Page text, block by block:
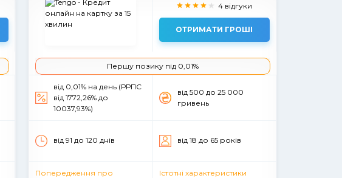
4 відгуки
ОТРИМАТИ ГРОШІ
Першу позику під 0,01%
від 0,01% на день (РРПС
від 1772,26% до
10037,93%)
вiд 500 до 25 000
гривень
від 91 до 120 днiв вiд 18 до 65 рокiв
Попередження про
Істотні характеристики